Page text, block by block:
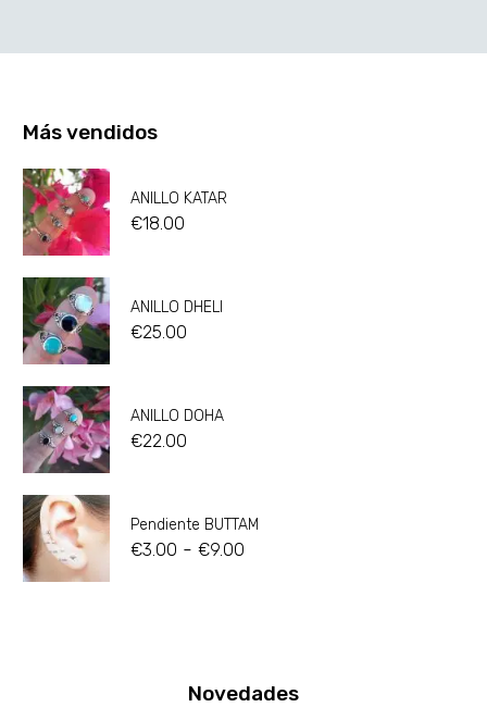
Más vendidos
ANILLO KATAR
€18.00
ANILLO DHELI
€25.00
ANILLO DOHA
€22.00
Pendiente BUTTAM
€3.00 - €9.00
Novedades